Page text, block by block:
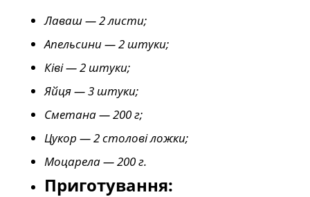
Лаваш — 2 листи;
Апельсини — 2 штуки;
Ківі — 2 штуки;
Яйця — 3 штуки;
Сметана — 200 г;
Цукор — 2 столові ложки;
Моцарела — 200 г.
Приготування: